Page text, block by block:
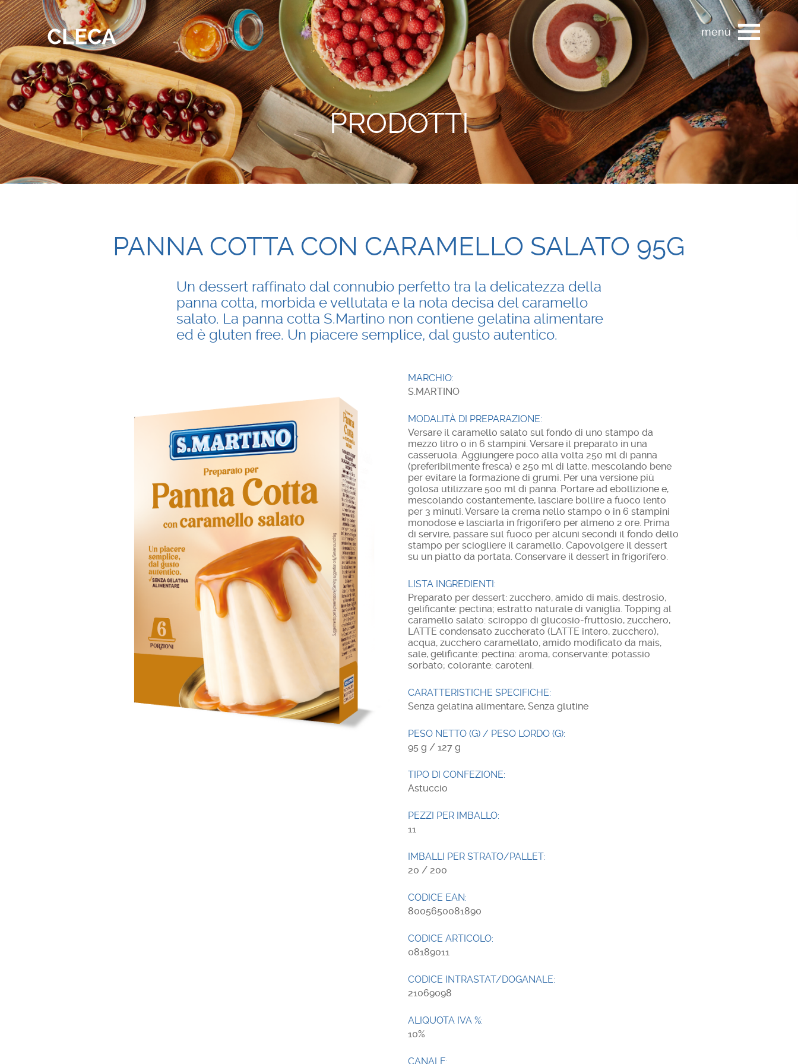
menù
PRODOTTI
PANNA COTTA CON CARAMELLO SALATO 95G
Un dessert raffinato dal connubio perfetto tra la delicatezza della
panna cotta, morbida e vellutata e la nota decisa del caramello
salato. La panna cotta S.Martino non contiene gelatina alimentare
ed è gluten free. Un piacere semplice, dal gusto autentico.
MARCHIO:
S.MARTINO
MODALITÀ DI PREPARAZIONE:
Versare il caramello salato sul fondo di uno stampo da
mezzo litro o in 6 stampini. Versare il preparato in una
casseruola. Aggiungere poco alla volta 250 ml di panna
(preferibilmente fresca) e 250 ml di latte, mescolando bene
per evitare la formazione di grumi. Per una versione più
golosa utilizzare 500 ml di panna. Portare ad ebollizione e,
mescolando costantemente, lasciare bollire a fuoco lento
per 3 minuti. Versare la crema nello stampo o in 6 stampini
monodose e lasciarla in frigorifero per almeno 2 ore. Prima
di servire, passare sul fuoco per alcuni secondi il fondo dello
stampo per sciogliere il caramello. Capovolgere il dessert
su un piatto da portata. Conservare il dessert in frigorifero.
LISTA INGREDIENTI:
Preparato per dessert: zucchero, amido di mais, destrosio,
gelificante: pectina; estratto naturale di vaniglia. Topping al
caramello salato: sciroppo di glucosio-fruttosio, zucchero,
LATTE condensato zuccherato (LATTE intero, zucchero),
acqua, zucchero caramellato, amido modificato da mais,
sale, gelificante: pectina: aroma, conservante: potassio
sorbato; colorante: caroteni.
CARATTERISTICHE SPECIFICHE:
Senza gelatina alimentare, Senza glutine
PESO NETTO (G) / PESO LORDO (G):
95 g / 127 g
TIPO DI CONFEZIONE:
Astuccio
PEZZI PER IMBALLO:
11
IMBALLI PER STRATO/PALLET:
20 / 200
CODICE EAN:
8005650081890
CODICE ARTICOLO:
08189011
CODICE INTRASTAT/DOGANALE:
21069098
ALIQUOTA IVA %:
10
CANALE: